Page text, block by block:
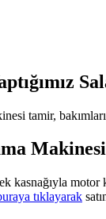
tamir,
kasnağıyla
tıklayarak